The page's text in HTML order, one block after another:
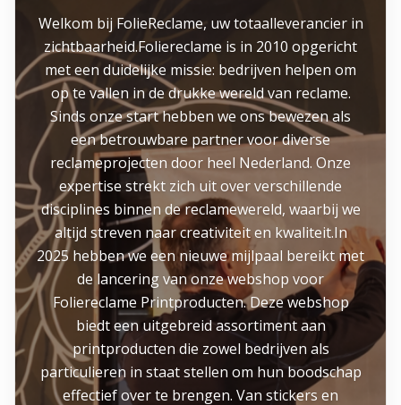
Welkom bij FolieReclame, uw totaalleverancier in
zichtbaarheid.Foliereclame is in 2010 opgericht
met een duidelijke missie: bedrijven helpen om
op te vallen in de drukke wereld van reclame.
Sinds onze start hebben we ons bewezen als
een betrouwbare partner voor diverse
reclameprojecten door heel Nederland. Onze
expertise strekt zich uit over verschillende
disciplines binnen de reclamewereld, waarbij we
altijd streven naar creativiteit en kwaliteit.In
2025 hebben we een nieuwe mijlpaal bereikt met
de lancering van onze webshop voor
Foliereclame Printproducten. Deze webshop
biedt een uitgebreid assortiment aan
printproducten die zowel bedrijven als
particulieren in staat stellen om hun boodschap
effectief over te brengen. Van stickers en